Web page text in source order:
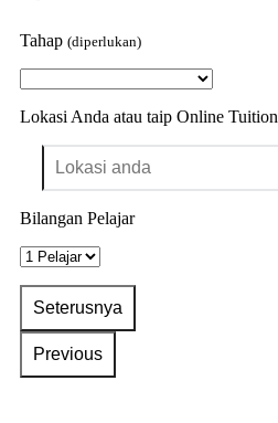
Tahap (diperlukan)
Lokasi Anda atau taip Online Tuition
Bilangan Pelajar